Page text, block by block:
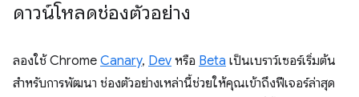
ดาวน์โหลดช่องตัวอย่าง
ลองใช้ Chrome Canary, Dev หรือ Beta เป็นเบราว์เซอร์เริ่มต้น
สำหรับการพัฒนา ช่องตัวอย่างเหล่านี้ช่วยให้คุณเข้าถึงฟีเจอร์ล่าสุด